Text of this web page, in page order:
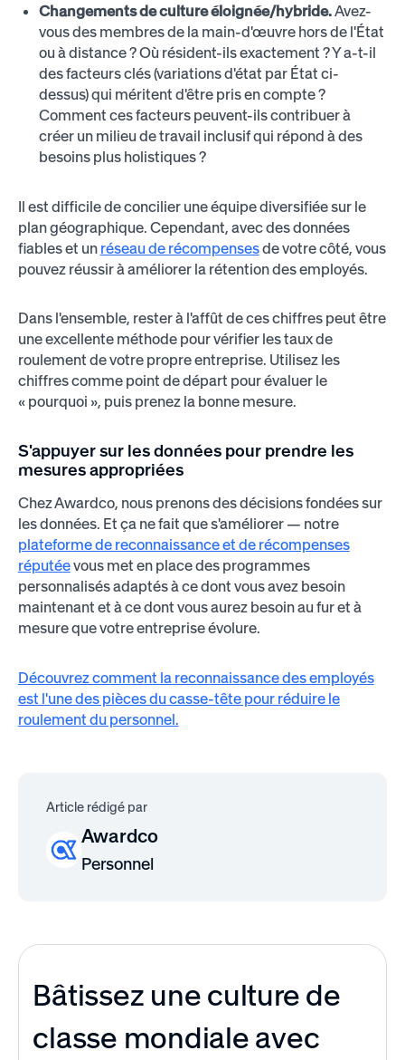
Changements de culture éloignée/hybride.Avez-
vous des membres de la main-d'œuvre hors de l'État
ou à distance ? Où résident-ils exactement ? Y a-t-il
des facteurs clés (variations d'état par État ci-
dessus) qui méritent d'être pris en compte ?
Comment ces facteurs peuvent-ils contribuer à
créer un milieu de travail inclusif qui répond à des
besoins plus holistiques ?
Il est difficile de concilier une équipe diversifiée sur le
plan géographique. Cependant, avec des données
fiables et un réseau de récompensesde votre côté, vous
pouvez réussir à améliorer la rétention des employés.
Dans l'ensemble, rester à l'affût de ces chiffres peut être
une excellente méthode pour vérifier les taux de
roulement de votre propre entreprise. Utilisez les
chiffres comme point de départ pour évaluer le
« pourquoi », puis prenez la bonne mesure.
S'appuyer sur les données pour prendre les
mesures appropriées
Chez Awardco, nous prenons des décisions fondées sur
les données. Et ça ne fait que s'améliorer — notre
plateforme de reconnaissance et de récompenses
réputéevous met en place des programmes
personnalisés adaptés à ce dont vous avez besoin
maintenant et à ce dont vous aurez besoin au fur et à
mesure que votre entreprise évolure.
Découvrez comment la reconnaissance des employés
est l'une des pièces du casse-tête pour réduire le
roulement du personnel.
Article rédigé par
Awardco
Personnel
Bâtissez une culture de
classe mondiale avec